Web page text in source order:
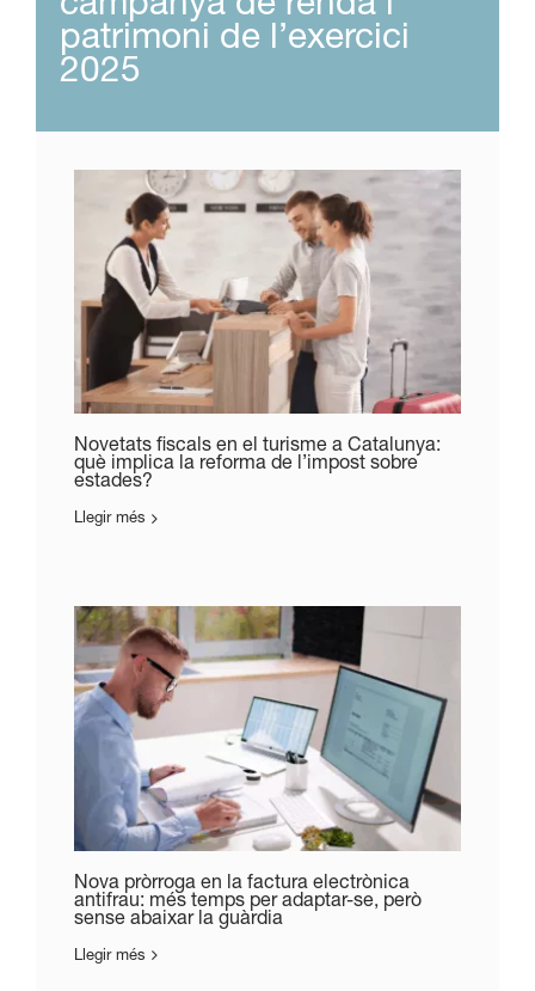
patrimoni de l’exercici
2025
Novetats fiscals en el turisme a Catalunya:
què implica la reforma de l’impost sobre
estades?
Llegir més
Nova pròrroga en la factura electrònica
antifrau: més temps per adaptar-se, però
sense abaixar la guàrdia
Llegir més